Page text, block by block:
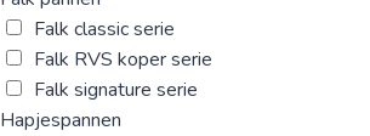
Falk classic serie
Falk RVS koper serie
Falk signature serie
Hapjespannen